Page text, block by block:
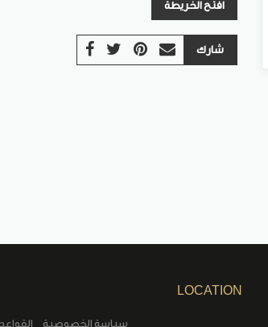
افتح الخريطة
شارك
سياسة الخصوصية
LOCATION